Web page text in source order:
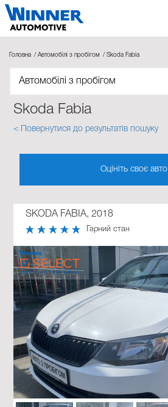
Головна Автомобілі з пробігом Skoda Fabia
Автомобілі з пробігом
Skoda Fabia
< Повернутися до результатів пошуку
Оцініть своє авто
SKODA FABIA, 2018
Гарний стан